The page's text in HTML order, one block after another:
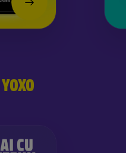
YOXO